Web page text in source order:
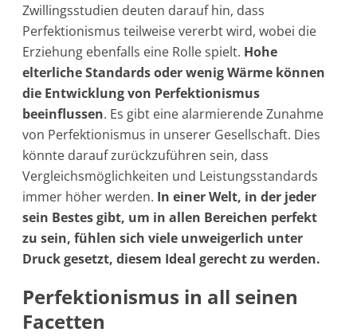
Zwillingsstudien deuten darauf hin, dass
Perfektionismus teilweise vererbt wird, wobei die
Erziehung ebenfalls eine Rolle spielt. Hohe
elterliche Standards oder wenig Wärme können
die Entwicklung von Perfektionismus
beeinflussen. Es gibt eine alarmierende Zunahme
von Perfektionismus in unserer Gesellschaft. Dies
könnte darauf zurückzuführen sein, dass
Vergleichsmöglichkeiten und Leistungsstandards
immer höher werden. In einer Welt, in der jeder
sein Bestes gibt, um in allen Bereichen perfekt
zu sein, fühlen sich viele unweigerlich unter
Druck gesetzt, diesem Ideal gerecht zu werden.
Perfektionismus in all seinen
Facetten